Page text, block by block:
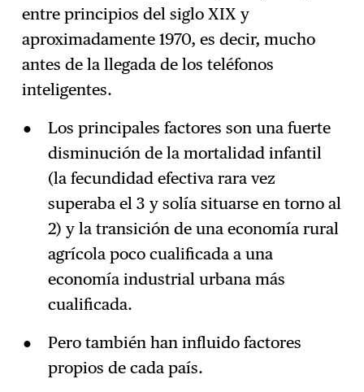
entre principios del siglo XIX y
aproximadamente 1970, es decir, mucho
antes de la llegada de los teléfonos
inteligentes.
Los principales factores son una fuerte
disminución de la mortalidad infantil
(la fecundidad efectiva rara vez
superaba el 3 y solía situarse en torno al
2) y la transición de una economía rural
agrícola poco cualificada a una
economía industrial urbana más
cualificada.
Pero también han influido factores
propios de cada país.